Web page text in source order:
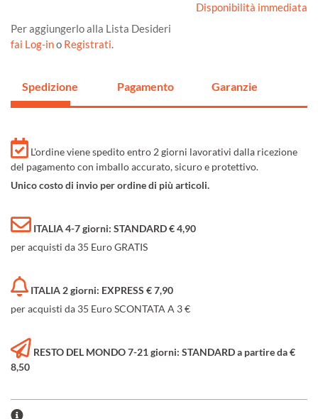
Disponibilità immediata
Per aggiungerlo alla Lista Desideri
fai Log-ino Registrati.
Spedizione Pagamento Garanzie
L'ordine viene spedito entro 2 giorni lavorativi dalla ricezione
del pagamento con imballo accurato, sicuro e protettivo.
Unico costo di invio per ordine di più articoli.
ITALIA 4-7 giorni: STANDARD € 4,90
per acquisti da 35 Euro GRATIS
ITALIA 2 giorni: EXPRESS € 7,90
per acquisti da 35 Euro SCONTATA A 3 €
RESTO DEL MONDO 7-21 giorni: STANDARD a partire da €
8,50